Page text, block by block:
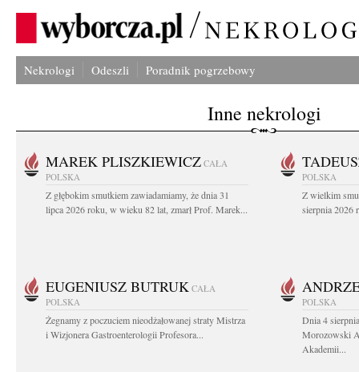
Nekrologi Odeszli Poradnik pogrzebowy
Inne nekrologi
MAREK PLISZKIEWICZ CAŁA
POLSKA
Z głębokim smutkiem zawiadamiamy, że dnia 31
lipca 2026 roku, w wieku 82 lat, zmarł Prof. Marek...
POLSKA
Z wielkim
sierpnia 2026
EUGENIUSZ BUTRUK CAŁA
POLSKA
Żegnamy z poczuciem nieodżałowanej straty Mistrza
i Wizjonera Gastroenterologii Profesora...
POLSKA
Dnia 4
Morozowski
Akademii...